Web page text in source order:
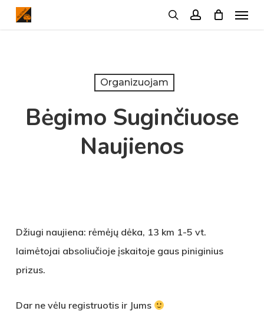
Skip
Menu
Organizuojam
Bėgimo Suginčiuose
Naujienos
Džiugi naujiena: rėmėjų dėka, 13 km 1-5 vt.
laimėtojai absoliučioje įskaitoje gaus piniginius
prizus.
Dar ne vėlu registruotis ir Jums